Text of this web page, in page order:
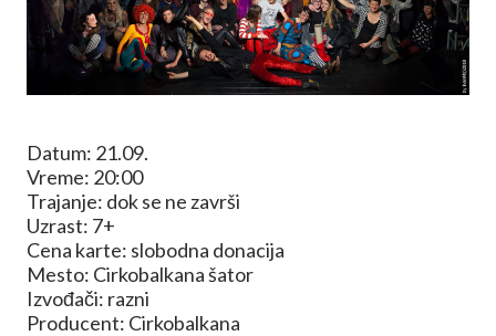
Datum: 21.09.
Vreme: 20:00
Trajanje: dok se ne završi
Uzrast: 7+
Cena karte: slobodna donacija
Mesto: Cirkobalkana šator
Izvođači: razni
Producent: Cirkobalkana